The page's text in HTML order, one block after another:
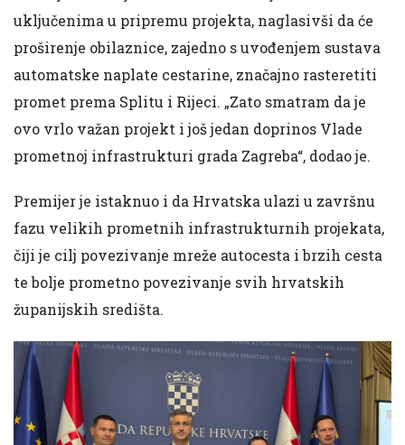
uključenima u pripremu projekta, naglasivši da će
proširenje obilaznice, zajedno s uvođenjem sustava
automatske naplate cestarine, značajno rasteretiti
promet prema Splitu i Rijeci. „Zato smatram da je
ovo vrlo važan projekt i još jedan doprinos Vlade
prometnoj infrastrukturi grada Zagreba“, dodao je.
Premijer je istaknuo i da Hrvatska ulazi u završnu
fazu velikih prometnih infrastrukturnih projekata,
čiji je cilj povezivanje mreže autocesta i brzih cesta
te bolje prometno povezivanje svih hrvatskih
županijskih središta.